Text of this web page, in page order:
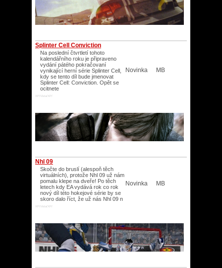
Splinter Cell Conviction
Na poslední čtvrtletí tohoto
kalendářního roku je připraveno
vydání pátého pokračovaní
vynikající herní série Splinter Cell,
kdy se tento díl bude jmenovat
Splinter Cell: Conviction. Opět se
ocitnete
XP/Vista/XP/
Novinka MB
Nhl 09
Skočte do bruslí (alespoň těch
virtuálních), protože Nhl 09 už nám
pomalu klepe na dveře! Po těch
letech kdy EA vydává rok co rok
nový díl této hokejové série by se
skoro dalo říct, že už nás Nhl 09 n
XP/Vista/XP/
Novinka MB